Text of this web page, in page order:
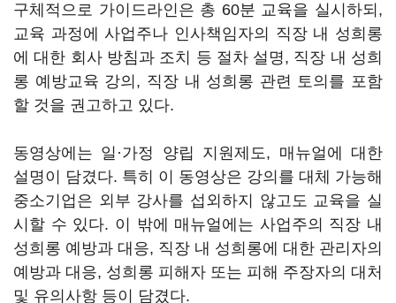
구체적으로 가이드라인은 총 60분 교육을 실시하되,
교육 과정에 사업주나 인사책임자의 직장 내 성희롱
에 대한 회사 방침과 조치 등 절차 설명, 직장 내 성희
롱 예방교육 강의, 직장 내 성희롱 관련 토의를 포함
할 것을 권고하고 있다.
동영상에는 일·가정 양립 지원제도, 매뉴얼에 대한
설명이 담겼다. 특히 이 동영상은 강의를 대체 가능해
중소기업은 외부 강사를 섭외하지 않고도 교육을 실
시할 수 있다. 이 밖에 매뉴얼에는 사업주의 직장 내
성희롱 예방과 대응, 직장 내 성희롱에 대한 관리자의
예방과 대응, 성희롱 피해자 또는 피해 주장자의 대처
및 유의사항 등이 담겼다.